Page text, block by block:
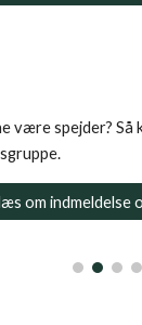
være spejder?
om indmeldelse